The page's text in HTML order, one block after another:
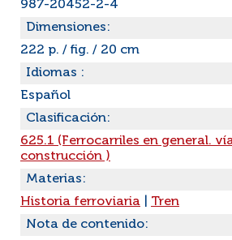
987-20452-2-4
Dimensiones:
222 p. / fig. / 20 cm
Idiomas :
Español
Clasificación:
625.1 (Ferrocarriles en general.
construcción )
Materias:
Historia ferroviaria
Tren
Nota de contenido: